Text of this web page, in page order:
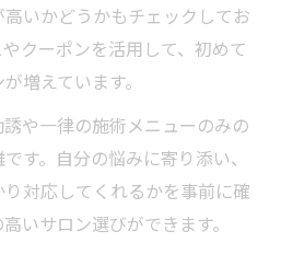
いかどうかもチェックしてお
クーポンを活用して、初めて
増えています。
や一律の施術メニューのみの
す。自分の悩みに寄り添い、
対応してくれるかを事前に確
いサロン選びができます。